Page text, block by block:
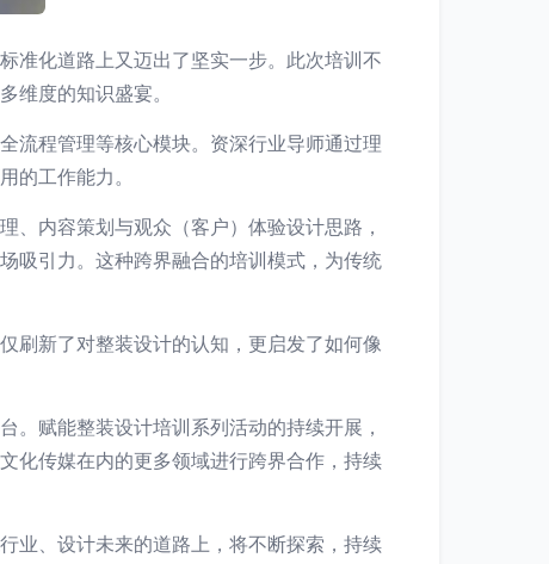
准化道路上又迈出了坚实一步。此次培训不
维度的知识盛宴。
流程管理等核心模块。资深行业导师通过理
的工作能力。
、内容策划与观众（客户）体验设计思路，
吸引力。这种跨界融合的培训模式，为传统
刷新了对整装设计的认知，更启发了如何像
。赋能整装设计培训系列活动的持续开展，
化传媒在内的更多领域进行跨界合作，持续
业、设计未来的道路上，将不断探索，持续